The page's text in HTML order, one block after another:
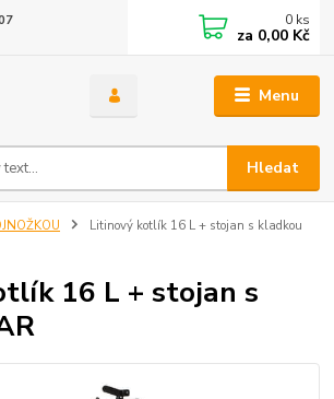
Menu
Hledat
0 ks
za 0,00 Kč
Litinový kotlík 16 L + stojan s kladkou
16 L + stojan s